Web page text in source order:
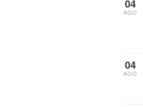
04
AGO
04
AGO